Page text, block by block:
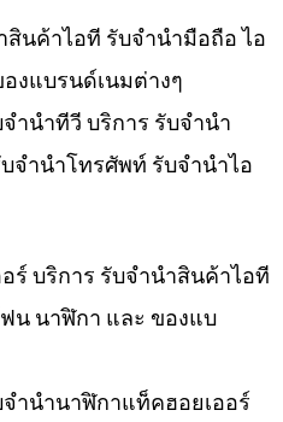
นค้าไอที รับจำนำมือถือ ไอ
งแบรนด์เนมต่างๆ
ำนำทีวี บริการ รับจำนำ
จำนำโทรศัพท์ รับจำนำไอ
ร์ บริการ รับจำนำสินค้าไอที
น นาฬิกา และ ของแบ
ำนำนาฬิกาแท็คฮอยเออร์